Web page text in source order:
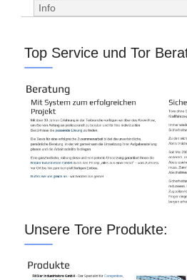
Info
Top Service und Tor
Unsere Tore Produkte: